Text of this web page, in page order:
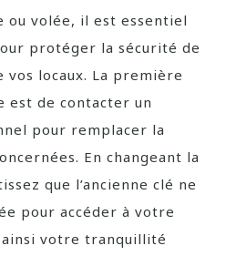
ou volée, il est essentiel
protéger la sécurité de
locaux. La première
est de contacter un
pour remplacer la
En changeant la
que l’ancienne clé ne
pour accéder à votre
votre tranquillité